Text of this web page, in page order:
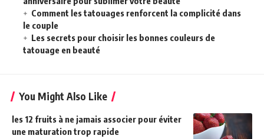
Comment les tatouages renforcent la complicité dans
le couple
Les secrets pour choisir les bonnes couleurs de
tatouage en beauté
You Might Also Like
les 12 fruits à ne jamais associer pour éviter
une maturation trop rapide